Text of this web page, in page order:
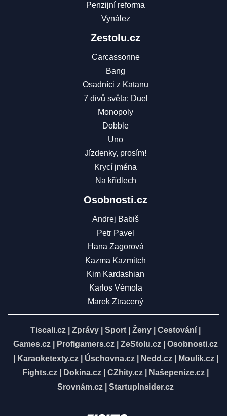
Penzijní reforma
Vynález
Zestolu.cz
Carcassonne
Bang
Osadníci z Katanu
7 divů světa: Duel
Monopoly
Dobble
Uno
Jízdenky, prosím!
Krycí jména
Na křídlech
Osobnosti.cz
Andrej Babiš
Petr Pavel
Hana Zagorová
Kazma Kazmitch
Kim Kardashian
Karlos Vémola
Marek Ztracený
Tiscali.cz Zprávy Sport Ženy Cestování
Games.cz
Profigamers.cz ZeStolu.cz
Osobnosti.cz
Karaoketexty.cz| Úschovna.cz| Nedd.cz| Moulík.cz|
Fights.cz
Dokina.cz CZhity.cz Našepeníze.cz
Srovnám.cz
StartupInsider.cz